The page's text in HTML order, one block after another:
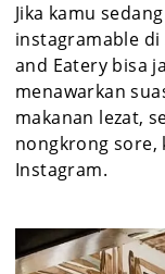
Jika kamu
instagramable di
and Eatery bisa
menawarkan
makanan lezat,
nongkrong sore,
Instagram.